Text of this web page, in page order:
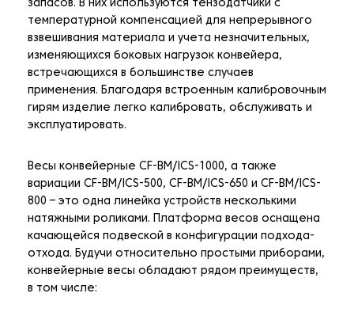
запасов. В них используются тензодатчики с
температурной компенсацией для непрерывного
взвешивания материала и учета незначительных,
изменяющихся боковых нагрузок конвейера,
встречающихся в большинстве случаев
применения. Благодаря встроенным калибровочным
гирям изделие легко калибровать, обслуживать и
эксплуатировать.
Весы конвейерные CF-BM/ICS-1000, а также
вариации CF-BM/ICS-500, CF-BM/ICS-650 и CF-BM/ICS-
800 – это одна линейка устройств несколькими
натяжными роликами. Платформа весов оснащена
качающейся подвеской в ​​конфигурации подхода-
отхода. Будучи относительно простыми приборами,
конвейерные весы обладают рядом преимуществ,
в том числе: